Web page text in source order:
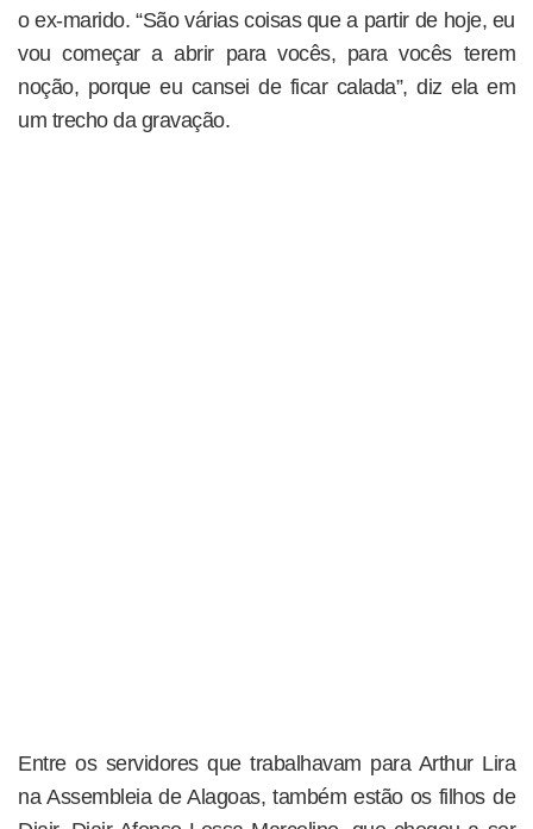
o ex-marido. “São várias coisas que a partir de hoje, eu
vou começar a abrir para vocês, para vocês terem
noção, porque eu cansei de ficar calada”, diz ela em
um trecho da gravação.
Entre os servidores que trabalhavam para Arthur Lira
na Assembleia de Alagoas, também estão os filhos de